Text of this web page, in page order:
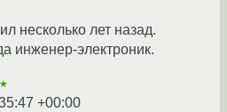
несколько лет назад.
инженер-электроник.
+00:00